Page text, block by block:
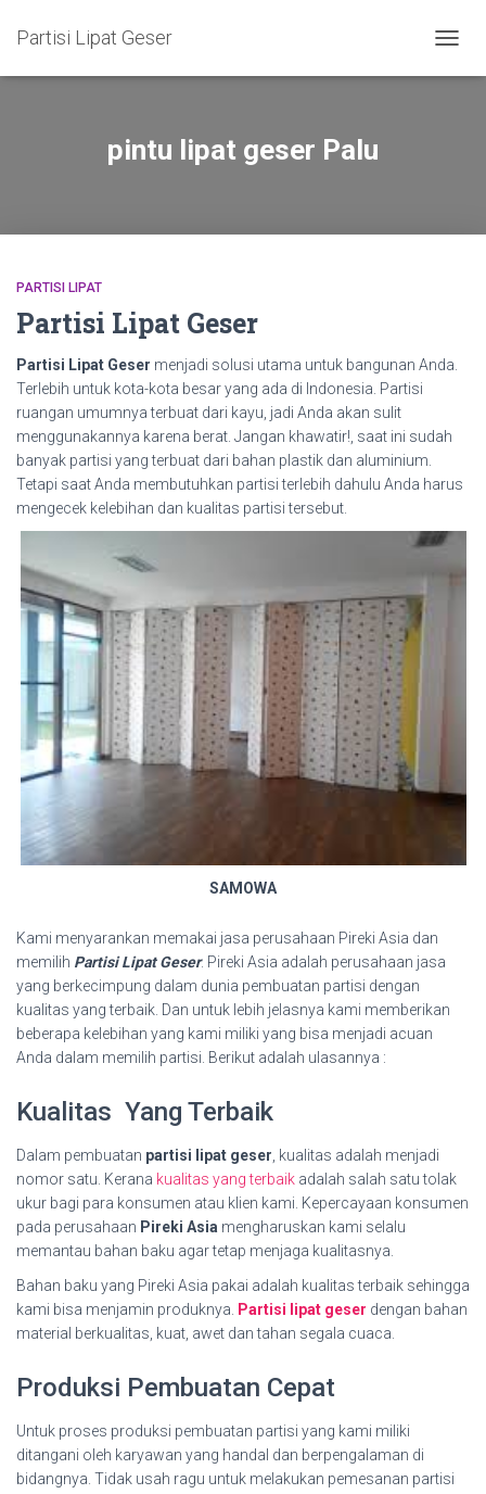
Partisi Lipat Geser
pintu lipat geser Palu
PARTISI LIPAT
Partisi Lipat Geser
Partisi Lipat Geser menjadi solusi utama untuk bangunan Anda.
Terlebih untuk kota-kota besar yang ada di Indonesia. Partisi
ruangan umumnya terbuat dari kayu, jadi Anda akan sulit
menggunakannya karena berat. Jangan khawatir!, saat ini sudah
banyak partisi yang terbuat dari bahan plastik dan aluminium.
Tetapi saat Anda membutuhkan partisi terlebih dahulu Anda harus
mengecek kelebihan dan kualitas partisi tersebut.
SAMOWA
Kami menyarankan memakai jasa perusahaan Pireki Asia dan
memilih Partisi Lipat Geser. Pireki Asia adalah perusahaan jasa
yang berkecimpung dalam dunia pembuatan partisi dengan
kualitas yang terbaik. Dan untuk lebih jelasnya kami memberikan
beberapa kelebihan yang kami miliki yang bisa menjadi acuan
Anda dalam memilih partisi. Berikut adalah ulasannya :
Kualitas Yang Terbaik
Dalam pembuatan partisi lipat geser , kualitas adalah menjadi
nomor satu. Kerana kualitas yang terbaik adalah salah satu tolak
ukur bagi para konsumen atau klien kami. Kepercayaan konsumen
pada perusahaan Pireki Asia mengharuskan kami selalu
memantau bahan baku agar tetap menjaga kualitasnya.
Bahan baku yang Pireki Asia pakai adalah kualitas terbaik sehingga
kami bisa menjamin produknya.
Partisi lipat geser dengan bahan
material berkualitas, kuat, awet dan tahan segala cuaca.
Produksi Pembuatan Cepat
Untuk proses produksi pembuatan partisi yang kami miliki
ditangani oleh karyawan yang handal dan berpengalaman di
bidangnya. Tidak usah ragu untuk melakukan pemesanan partisi